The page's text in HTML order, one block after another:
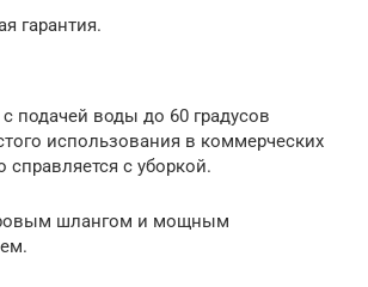
гарантия.
подачей воды до 60 градусов
использования в коммерческих
справляется с уборкой.
шлангом и мощным